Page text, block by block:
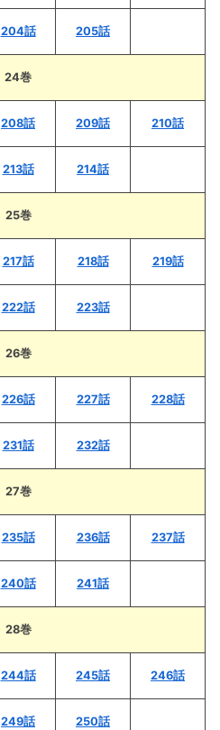
204話 205話
24巻
208話 209話 210話
213話 214話
25巻
217話 218話 219話
222話 223話
26巻
226話 227話 228話
231話 232話
27巻
235話 236話 237話
240話 241話
28巻
244話 245話 246話
249話 250話